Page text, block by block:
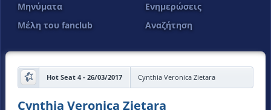
Μηνύματα
Ενημερώσεις
Μέλη του fanclub
Αναζήτηση
Hot Seat 4 - 26/03/2017 Cynthia Veronica Zietara
Cynthia Veronica Zietara